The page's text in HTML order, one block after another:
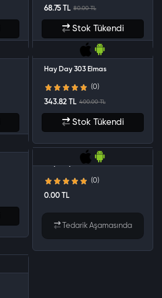
80.00 TL
68.75 TL
Stok Tükendi
Hay Day 303 Elmas
(0)
400.00 TL
343.82 TL
Stok Tükendi
Hay Day 1650 Elmas
(0)
0.00 TL
Tedarik Aşamasında